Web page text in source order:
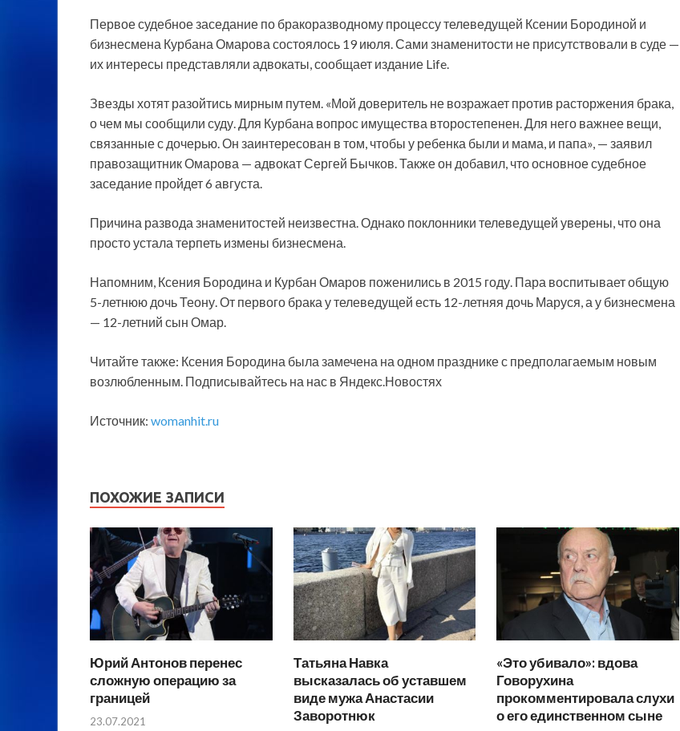
Первое судебное заседание по бракоразводному процессу телеведущей Ксении Бородиной и
бизнесмена Курбана Омарова состоялось 19 июля. Сами знаменитости не присутствовали в суде —
их интересы представляли адвокаты, сообщает издание Life.
Звезды хотят разойтись мирным путем. «Мой доверитель не возражает против расторжения брака,
о чем мы сообщили суду. Для Курбана вопрос имущества второстепенен. Для него важнее вещи,
связанные с дочерью. Он заинтересован в том, чтобы у ребенка были и мама, и папа», — заявил
правозащитник Омарова — адвокат Сергей Бычков. Также он добавил, что основное судебное
заседание пройдет 6 августа.
Причина развода знаменитостей неизвестна. Однако поклонники телеведущей уверены, что она
просто устала терпеть измены бизнесмена.
Напомним, Ксения Бородина и Курбан Омаров поженились в 2015 году. Пара воспитывает общую
5-летнюю дочь Теону. От первого брака у телеведущей есть 12-летняя дочь Маруся, а у бизнесмена
— 12-летний сын Омар.
Читайте также: Ксения Бородина была замечена на одном празднике с предполагаемым новым
возлюбленным. Подписывайтесь на нас в Яндекс.Новостях
Источник: womanhit.ru
ПОХОЖИЕ ЗАПИСИ
Юрий Антонов перенес
сложную операцию за
границей
23.07.2021
Татьяна Навка
высказалась об уставшем
виде мужа Анастасии
Заворотнюк
«Это убивало»: вдова
Говорухина
прокомментировала слухи
о его единственном сыне